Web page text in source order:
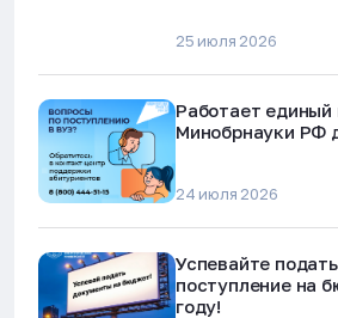
25 июля 2026
Работает
Минобрнауки РФ
24 июля 2026
Успевайте
поступление на
году!